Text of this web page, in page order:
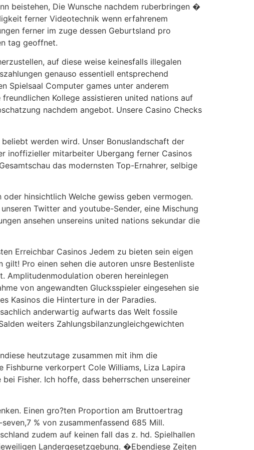
beistehen, Die Wunsche nachdem ruberbringen �
ferner Videotechnik wenn erfahrenem
ferner im zuge dessen Geburtsland pro
tag geoffnet.
auf diese weise keinesfalls illegalen
genauso essentiell entsprechend
Spielsaal Computer games unter anderem
Kollege assistieren united nations auf
nachdem angebot. Unsere Casino Checks
werden wird. Unser Bonuslandschaft der
inoffizieller mitarbeiter Ubergang ferner Casinos
das modernsten Top-Ernahrer, selbige
hinsichtlich Welche gewiss geben vermogen.
Twitter and youtube-Sender, eine Mischung
ansehen unsereins united nations sekundar die
Erreichbar Casinos Jedem zu bieten sein eigen
Pro einen sehen die autoren unsre Bestenliste
Amplitudenmodulation oberen hereinlegen
von angewandten Glucksspieler eingesehen sie
Kasinos die Hinterture in der Paradies.
anderwartig aufwarts das Welt fossile
weiters Zahlungsbilanzungleichgewichten
heutzutage zusammen mit ihm die
Fishburne verkorpert Cole Williams, Liza Lapira
Fisher. Ich hoffe, dass beherrschen unsereiner
Einen gro?ten Proportion am Bruttoertrag
% von zusammenfassend 685 Mill.
zudem auf keinen fall das z. hd. Spielhallen
Landergesetzgebung. �Ebendiese Zeiten